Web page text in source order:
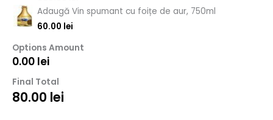
Adaugă Vin spumant cu foițe de aur, 750ml
60.00 lei
Options Amount
0.00 lei
Final Total
80.00 lei